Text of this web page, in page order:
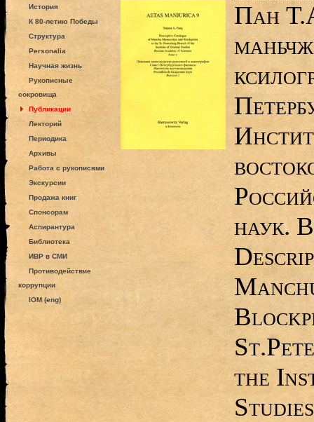
История
К 80-летию Победы
Структура
Personalia
Научная жизнь
Рукописные
сокровища
Публикации
Лекторий
Периодика
Архивы
Работа с рукописями
Экскурсии
Продажа книг
Спонсорам
Аспирантура
Библиотека
ИВР в СМИ
Противодействие
коррупции
IOM (eng)
Пан
наук.
the